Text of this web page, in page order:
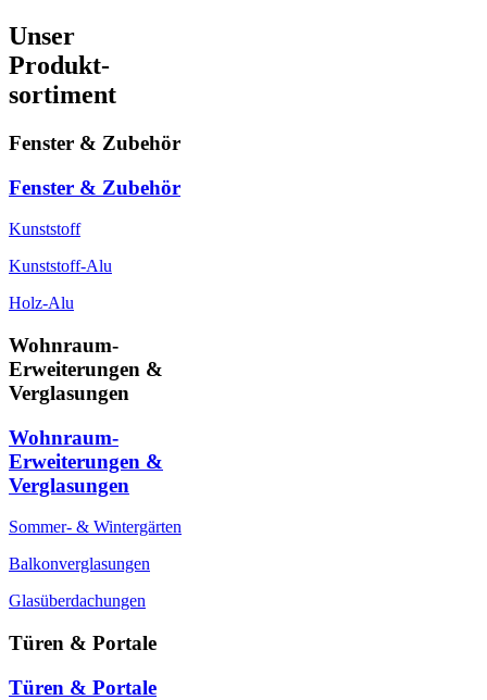
Unser
Produkt-
sortiment
Fenster & Zubehör
Fenster & Zubehör
Kunststoff
Kunststoff-Alu
Holz-Alu
Wohnraum-
Erweiterungen &
Verglasungen
Wohnraum-
Erweiterungen &
Verglasungen
Sommer- & Wintergärten
Balkonverglasungen
Glasüberdachungen
Türen & Portale
Türen & Portale